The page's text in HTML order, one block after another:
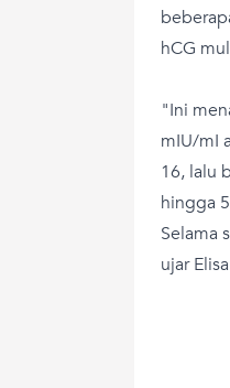
hCG
"Ini
mIU/mI
16, lalu
hingga
Selama
ujar